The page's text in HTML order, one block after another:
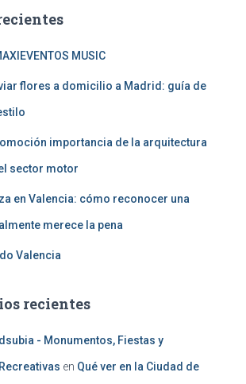
MUSIC
flores a domicilio a Madrid: guía de
importancia de la arquitectura
sector motor
en Valencia: cómo reconocer una
merece la pena
Valencia
recientes
- Monumentos, Fiestas y
en Qué ver en la Ciudad de